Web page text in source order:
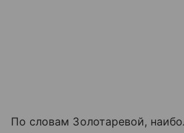
По словам Золотаревой,